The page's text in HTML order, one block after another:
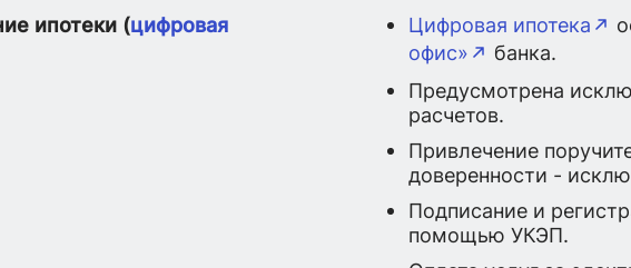
ипотеки (цифровая
Цифровая ипотека
офис»
банка.
Предусмотрена
расчетов.
Привлечение
доверенности -
Подписание и
помощью УКЭП.